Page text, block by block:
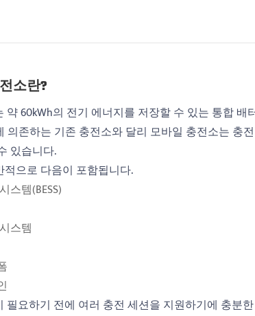
소란?
약 60kWh의 전기 에너지를 저장할 수 있는 통합
의존하는 기존 충전소와 달리 모바일 충전소는 충
있습니다.
으로 다음이 포함됩니다.
스템(BESS)
스템
필요하기 전에 여러 충전 세션을 지원하기에 충분